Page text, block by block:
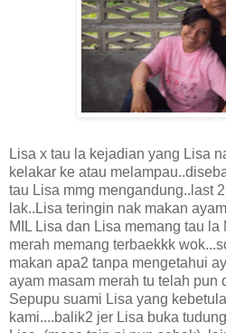
Lisa x tau la kejadian yang Lisa
kelakar ke atau
tau Lisa mmg mengandung..last
lak..Lisa teringin nak makan
MIL Lisa dan Lisa memang tau
merah memang terbaekkk
makan apa2 tanpa mengetahui
ayam masam merah tu telah pun
Sepupu suami Lisa yang
kami....balik2 jer Lisa buka